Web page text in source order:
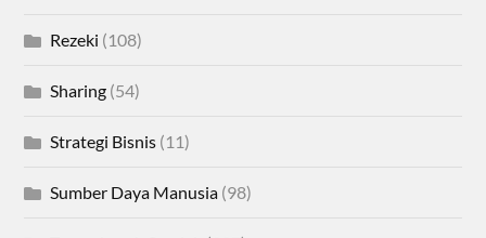
Rezeki (108)
Sharing (54)
Strategi Bisnis (11)
Sumber Daya Manusia (98)